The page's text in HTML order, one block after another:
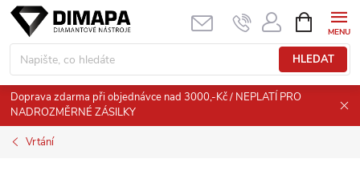
Přejít
obsah
HLEDAT
NÁKUPNÍ
KOŠÍK
Doprava zdarma při objednávce nad 3000,-Kč / NEPLATÍ PRO
NADROZMĚRNÉ ZÁSILKY
Vrtání